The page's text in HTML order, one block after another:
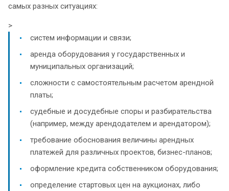
самых разных ситуациях:
>
систем информации и связи;
аренда оборудования у государственных и
муниципальных организаций;
сложности с самостоятельным расчетом арендной
платы;
судебные и досудебные споры и разбирательства
(например, между арендодателем и арендатором);
требование обоснования величины арендных
платежей для различных проектов, бизнес-планов;
оформление кредита собственником оборудования;
определение стартовых цен на аукционах, либо